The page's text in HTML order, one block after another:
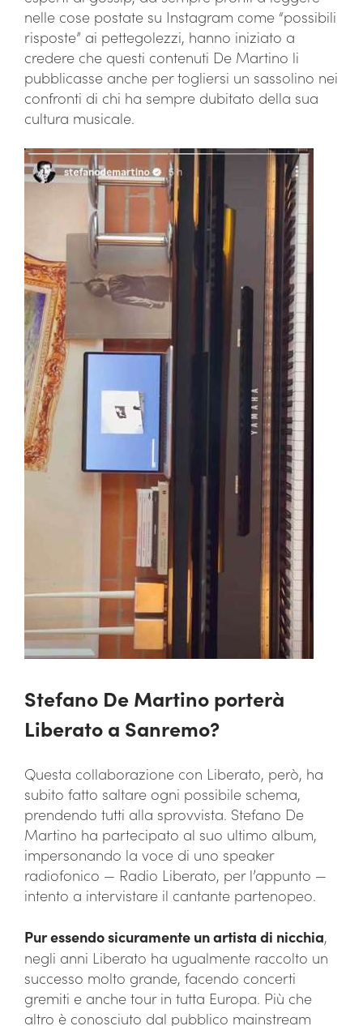
nelle cose postate su Instagram come “possibili
risposte” ai pettegolezzi, hanno iniziato a
credere che questi contenuti De Martino li
pubblicasse anche per togliersi un sassolino nei
confronti di chi ha sempre dubitato della sua
cultura musicale.
Stefano De Martino porterà
Liberato a Sanremo?
Questa collaborazione con Liberato, però, ha
subito fatto saltare ogni possibile schema,
prendendo tutti alla sprovvista. Stefano De
Martino ha partecipato al suo ultimo album,
impersonando la voce di uno speaker
radiofonico — Radio Liberato, per l’appunto —
intento a intervistare il cantante partenopeo.
Pur essendo sicuramente un artista di nicchia,
negli anni Liberato ha ugualmente raccolto un
successo molto grande, facendo concerti
gremiti e anche tour in tutta Europa. Più che
altro è conosciuto dal pubblico mainstream